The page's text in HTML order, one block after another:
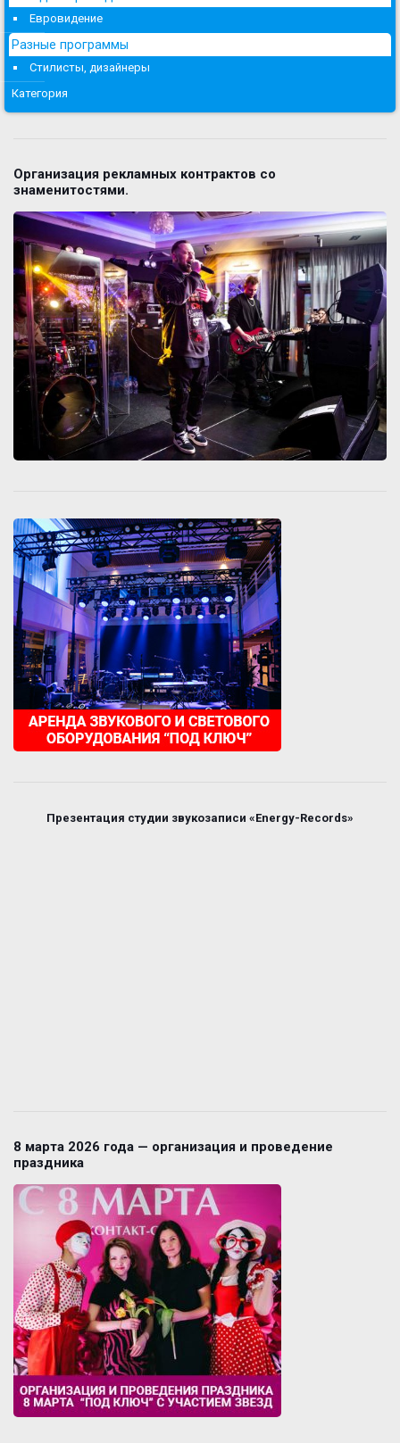
Евровидение
Разные программы
Стилисты, дизайнеры
Категория
Организация рекламных контрактов со
знаменитостями.
Презентация студии звукозаписи «Energy-Records»
8 марта 2026 года — организация и проведение
праздника